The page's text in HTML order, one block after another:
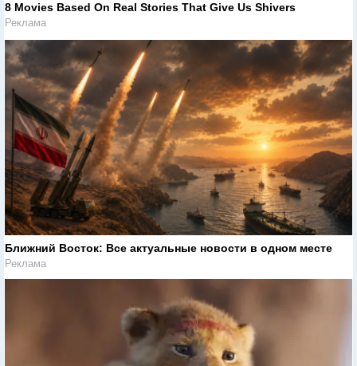
8 Movies Based On Real Stories That Give Us Shivers
Реклама
Ближний Восток: Все актуальные новости в одном месте
Реклама